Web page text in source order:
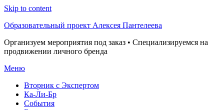
Skip to content
Образовательный проект Алексея Пантелеева
Организуем мероприятия под заказ • Специализируемся на
продвижении личного бренда
Меню
Вторник с Экспертом
Ка-Ли-Бр
События